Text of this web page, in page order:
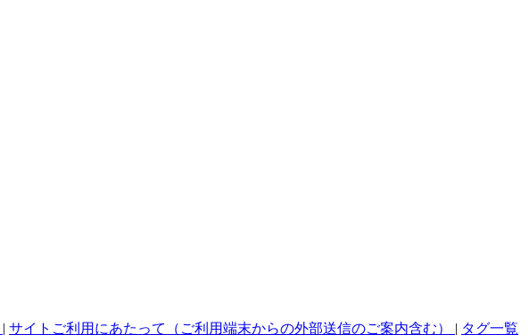
| サイトご利用にあたって（ご利用端末からの外部送信のご案内含む） | タグ一覧